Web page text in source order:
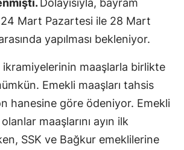
Mart Pazartesi ile 28 Mart
yapılması bekleniyor.
ikramiyelerinin maaşlarla birlikte
Emekli maaşları tahsis
hanesine göre ödeniyor. Emekli
maaşlarını ayın ilk
SSK ve Bağkur emeklilerine